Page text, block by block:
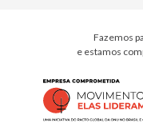
Fazemos
e estamos